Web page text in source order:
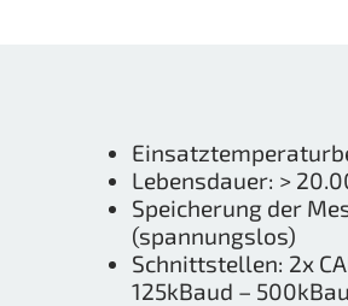
Lebensdauer: >
Speicherung der
(spannungslos)
Schnittstellen: 2x
125kBaud –